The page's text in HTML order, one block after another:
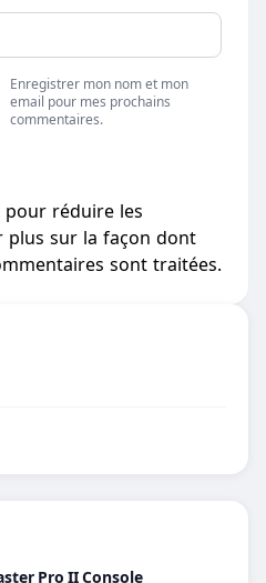
Enregistrer mon nom et mon
email pour mes prochains
commentaires.
pour réduire les
plus sur la façon dont
sont traitées.
Pro II Console